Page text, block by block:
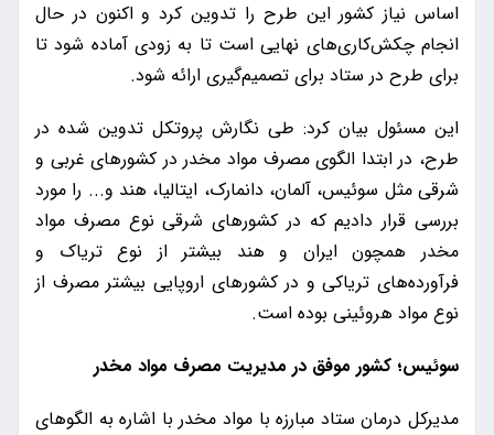
اساس نیاز کشور این طرح را تدوین کرد و اکنون در حال
انجام چکش‌کاری‌های نهایی است تا به زودی آماده شود تا
برای طرح در ستاد برای تصمیم‌گیری ارائه شود.
این مسئول بیان کرد: طی نگارش پروتکل تدوین شده در
طرح،‌ در ابتدا الگوی مصرف مواد مخدر در کشورهای غربی و
شرقی مثل سوئیس، آلمان، دانمارک، ایتالیا، هند و... را مورد
بررسی قرار دادیم که در کشورهای شرقی نوع مصرف مواد
مخدر همچون ایران و هند بیشتر از نوع تریاک و
فرآورده‌های تریاکی و در کشورهای اروپایی بیشتر مصرف از
نوع مواد هروئینی بوده است.
سوئیس؛ کشور موفق در مدیریت مصرف مواد مخدر
مدیرکل درمان ستاد مبارزه با مواد مخدر با اشاره به الگوهای